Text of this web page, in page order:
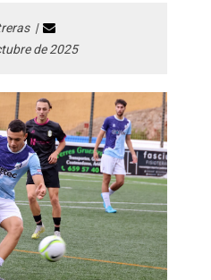
|
de 2025